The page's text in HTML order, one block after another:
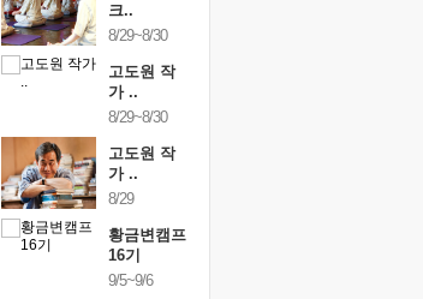
크..
8/29~8/30
고도원 작
가 ..
8/29~8/30
고도원 작
가 ..
8/29
황금변캠프
16기
9/5~9/6